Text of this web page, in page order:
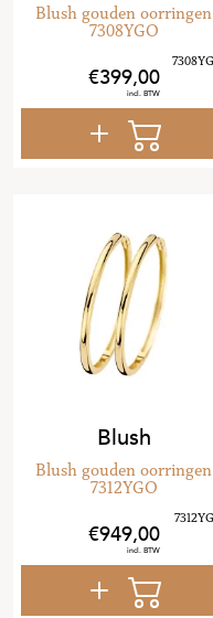
Blush gouden oorringen
7308YGO
399,00
Blush
Blush gouden oorringen
7312YGO
949,00